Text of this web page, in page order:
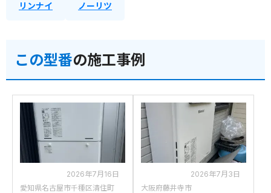
リンナイ ノーリツ
この型番の施工事例
2026年7月16日
愛知県名古屋市千種区清住町
2026年7月3日
大阪府藤井寺市